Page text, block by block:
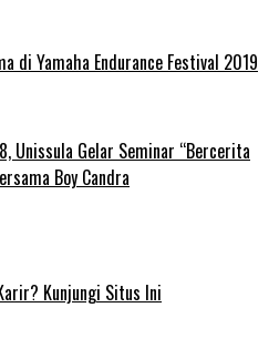
di Yamaha Endurance Festival 2019
Unissula Gelar Seminar “Bercerita
Boy Candra
Kunjungi Situs Ini